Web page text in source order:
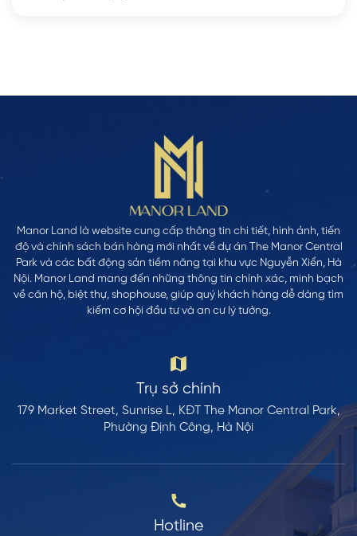
Manor Land là website cung cấp thông tin chi tiết, hình ảnh, tiến
độ và chính sách bán hàng mới nhất về dự án The Manor Central
Park và các bất động sản tiềm năng tại khu vực Nguyễn Xiển, Hà
Nội. Manor Land mang đến những thông tin chính xác, minh bạch
về căn hộ, biệt thự, shophouse, giúp quý khách hàng dễ dàng tìm
kiếm cơ hội đầu tư và an cư lý tưởng.
Trụ sở chính
179 Market Street, Sunrise L, KĐT The Manor Central Park,
Phường Định Công, Hà Nội
Hotline